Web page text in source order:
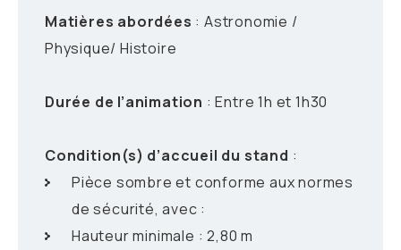
Matières abordées : Astronomie /
Physique/ Histoire
Durée de l’animation : Entre 1h et 1h30
Condition(s) d’accueil du stand :
Pièce sombre et conforme aux normes
de sécurité, avec :
Hauteur minimale : 2,80 m